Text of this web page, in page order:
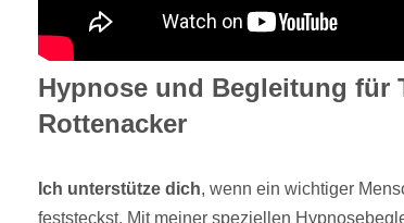
Hypnose und Begleitung für
Rottenacker
Ich unterstütze dich, wenn ein wichtiger
feststeckst. Mit meiner speziellen